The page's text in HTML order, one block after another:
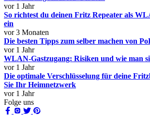
vor 1 Jahr
So richtest du deinen Fritz Repeater als
ein
vor 3 Monaten
Die besten Tipps zum selber machen von
vor 1 Jahr
WLAN-Gastzugang: Risiken und wie man
vor 1 Jahr
Die optimale Verschlüsselung für deine
Sie Ihr Heimnetzwerk
vor 1 Jahr
Folge uns